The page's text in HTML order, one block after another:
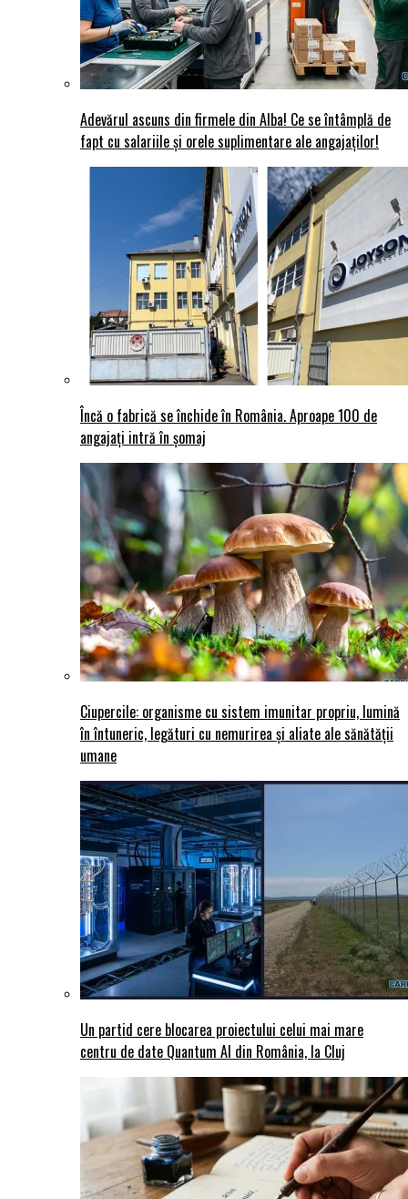
Adevărul ascuns din firmele din Alba! Ce se întâmplă de
fapt cu salariile și orele suplimentare ale angajaților!
Încă o fabrică se închide în România. Aproape 100 de
angajați intră în șomaj
Ciupercile: organisme cu sistem imunitar propriu, lumină
în întuneric, legături cu nemurirea și aliate ale sănătății
umane
Un partid cere blocarea proiectului celui mai mare
centru de date Quantum AI din România, la Cluj